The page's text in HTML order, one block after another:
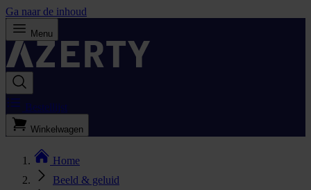
Ga naar de inhoud
Menu
Bestellijst
Winkelwagen
Home
Beeld & geluid